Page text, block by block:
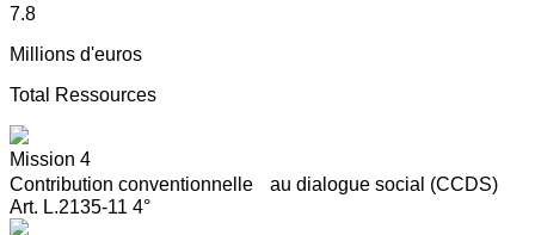
7.8
Millions d'euros
Total Ressources
Mission 4
Contribution conventionnelle au dialogue social (CCDS)
Art. L.2135-11 4°